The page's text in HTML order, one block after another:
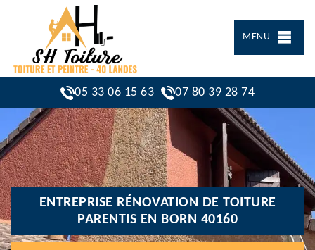
MENU
05 33 06 15 63 07 80 39 28 74
ENTREPRISE RÉNOVATION DE TOITURE
PARENTIS EN BORN 40160